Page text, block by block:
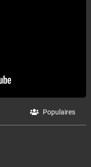
Populaires